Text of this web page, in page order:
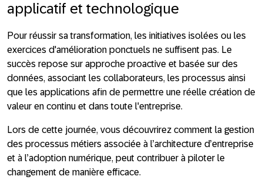
applicatif et technologique
Pour réussir sa transformation, les initiatives isolées ou les
exercices d'amélioration ponctuels ne suffisent pas. Le
succès repose sur approche proactive et basée sur des
données, associant les collaborateurs, les processus ainsi
que les applications afin de permettre une réelle création de
valeur en continu et dans toute l'entreprise.
Lors de cette journée, vous découvrirez comment la gestion
des processus métiers associée à l’architecture d’entreprise
et à l’adoption numérique, peut contribuer à piloter le
changement de manière efficace.